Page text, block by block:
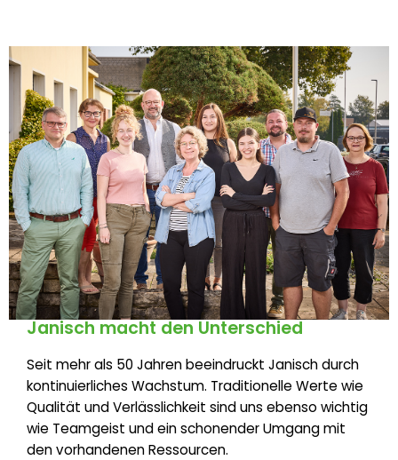
Janisch macht den Unterschied
Seit mehr als 50 Jahren beeindruckt Janisch durch
kontinuierliches Wachstum. Traditionelle Werte wie
Qualität und Verlässlichkeit sind uns ebenso wichtig
wie Teamgeist und ein schonender Umgang mit
den vorhandenen Ressourcen.